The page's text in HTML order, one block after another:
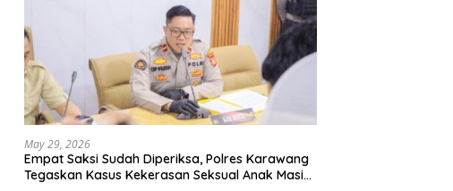
May 29, 2026
Empat Saksi Sudah Diperiksa, Polres Karawang
Tegaskan Kasus Kekerasan Seksual Anak Masih